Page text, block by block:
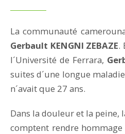
La communauté
Gerbault KENGNI ZEBAZE.
l´Université de Ferrara,
suites d´une longue
n´avait que 27 ans.
Dans la douleur et la
comptent rendre